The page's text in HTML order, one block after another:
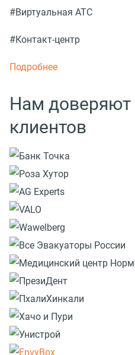
#Виртуальная АТС
#Контакт-центр
Подробнее
Нам доверяют
клиентов